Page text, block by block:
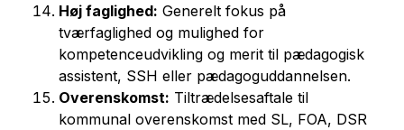
Høj faglighed: Generelt fokus på
tværfaglighed og mulighed for
kompetenceudvikling og merit til pædagogisk
assistent, SSH eller pædagoguddannelsen.
Overenskomst: Tiltrædelsesaftale til
kommunal overenskomst med SL, FOA, DSR